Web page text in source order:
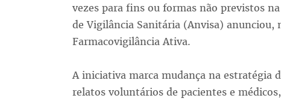
vezes para fins ou formas não previstos
de Vigilância Sanitária (Anvisa)
Farmacovigilância Ativa.
A iniciativa marca mudança na estratégia
relatos voluntários de pacientes e